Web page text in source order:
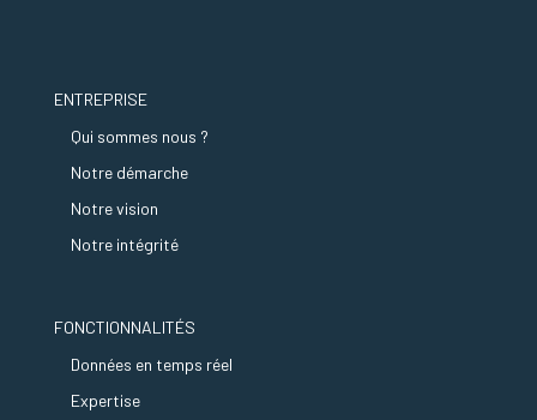
ENTREPRISE
Qui sommes nous ?
Notre démarche
Notre vision
Notre intégrité
FONCTIONNALITÉS
Données en temps réel
Expertise